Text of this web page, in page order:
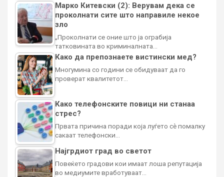
Марко Китевски (2): Верувам дека се
проколнати сите што направиле некое
зло
„Проколнати се оние што ја ограбија
татковината во криминалната…
Како да препознаете вистински мед?
Многумина со години се обидуваат да го
проверат квалитетот…
Како телефонските повици ни станаа
стрес?
Првата причина поради која луѓето сè помалку
сакаат телефонски…
Најгрдиот град во светот
Повеќето градови кои имаат лоша репутација
во медиумите вработуваат…